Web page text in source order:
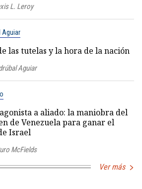
L. Leroy
Aguiar
las tutelas y la hora de la nación
Aguiar
a aliado: la maniobra del
de Venezuela para ganar el
Israel
McFields
Ver más